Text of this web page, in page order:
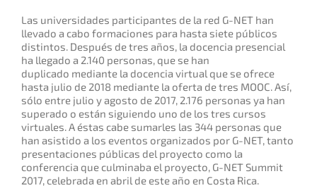
Las universidades participantes de la red G-NET han
llevado a cabo formaciones para hasta siete públicos
distintos. Después de tres años, la docencia presencial
ha llegado a 2.140 personas, que se han
duplicado mediante la docencia virtual que se ofrece
hasta julio de 2018 mediante la oferta de tres MOOC. Así,
sólo entre julio y agosto de 2017, 2.176 personas ya han
superado o están siguiendo uno de los tres cursos
virtuales. A éstas cabe sumarles las 344 personas que
han asistido a los eventos organizados por G-NET, tanto
presentaciones públicas del proyecto como la
conferencia que culminaba el proyecto, G-NET Summit
2017, celebrada en abril de este año en Costa Rica.